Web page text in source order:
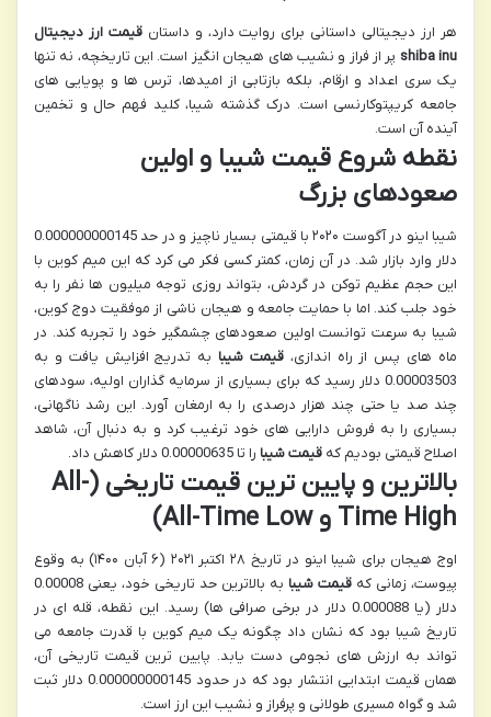
هر ارز دیجیتالی داستانی برای روایت دارد، و داستانقیمت ارز دیجیتال
shiba inu پر از فراز و نشیب های هیجان انگیز است. این تاریخچه، نه تنها
یک سری اعداد و ارقام، بلکه بازتابی از امیدها، ترس ها و پویایی های
جامعه کریپتوکارنسی است. درک گذشته شیبا، کلید فهم حال و تخمین
آینده آن است.
نقطه شروع قیمت شیبا و اولین
صعودهای بزرگ
شیبا اینو در آگوست ۲۰۲۰ با قیمتی بسیار ناچیز و در حد 0.000000000145
دلار وارد بازار شد. در آن زمان، کمتر کسی فکر می کرد که این میم کوین با
این حجم عظیم توکن در گردش، بتواند روزی توجه میلیون ها نفر را به
خود جلب کند. اما با حمایت جامعه و هیجان ناشی از موفقیت دوج کوین،
شیبا به سرعت توانست اولین صعودهای چشمگیر خود را تجربه کند. در
ماه های پس از راه اندازی،قیمت شیبا به تدریج افزایش یافت و به
0.00003503 دلار رسید که برای بسیاری از سرمایه گذاران اولیه، سودهای
چند صد یا حتی چند هزار درصدی را به ارمغان آورد. این رشد ناگهانی،
بسیاری را به فروش دارایی های خود ترغیب کرد و به دنبال آن، شاهد
اصلاح قیمتی بودیم که قیمت شیبا را تا 0.00000635 دلار کاهش داد.
بالاترین و پایین ترین قیمت تاریخی (All-
Time High و All-Time Low)
اوج هیجان برای شیبا اینو در تاریخ ۲۸ اکتبر ۲۰۲۱ (۶ آبان ۱۴۰۰) به وقوع
پیوست، زمانی که قیمت شیبا
به بالاترین حد تاریخی خود، یعنی 0.00008
دلار (یا 0.000088 دلار در برخی صرافی ها) رسید. این نقطه، قله ای در
تاریخ شیبا بود که نشان داد چگونه یک میم کوین با قدرت جامعه می
تواند به ارزش های نجومی دست یابد. پایین ترین قیمت تاریخی آن،
همان قیمت ابتدایی انتشار بود که در حدود 0.000000000145 دلار ثبت
شد و گواه مسیری طولانی و پرفراز و نشیب این ارز است.